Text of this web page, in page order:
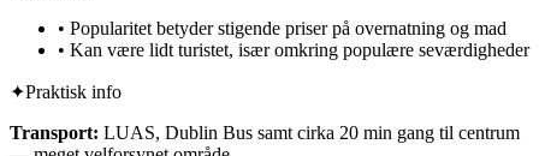
• Popularitet betyder stigende priser på overnatning og mad
• Kan være lidt turistet, især omkring populære seværdigheder
✦Praktisk info
Transport: LUAS, Dublin Bus samt cirka 20 min gang til centrum